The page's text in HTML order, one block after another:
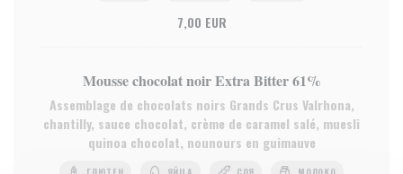
7,00 EUR
Mousse chocolat noir Extra Bitter 61%
Assemblage de chocolats noirs Grands Crus Valrhona,
chantilly, sauce chocolat, crème de caramel salé, muesli
quinoa chocolat, nounours en guimauve
ГЛЮТЕН ЯЙЦА СОЯ МОЛОКО